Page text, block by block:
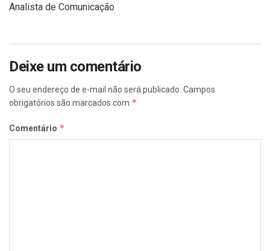
Analista de Comunicação
Deixe um comentário
O seu endereço de e-mail não será publicado. Campos
obrigatórios são marcados com *
Comentário *